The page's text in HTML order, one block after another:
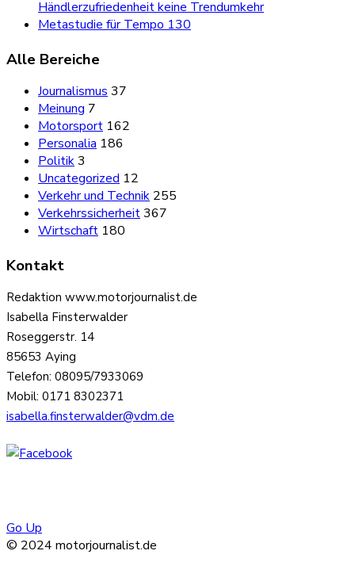
Händlerzufriedenheit keine Trendumkehr
Metastudie für Tempo 130
Alle Bereiche
Journalismus 37
Meinung 7
Motorsport 162
Personalia 186
Politik3
Uncategorized 12
Verkehr und Technik 255
Verkehrssicherheit367
Wirtschaft 180
Kontakt
Redaktion www.motorjournalist.de
Isabella Finsterwalder
Roseggerstr. 14
85653 Aying
Telefon: 08095/7933069
Mobil: 0171 8302371
isabella.finsterwalder@vdm.de
Go Up
© 2024 motorjournalist.de